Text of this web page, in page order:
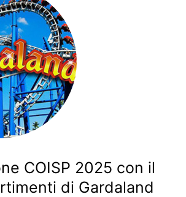
COISP 2025 con il
di Gardaland